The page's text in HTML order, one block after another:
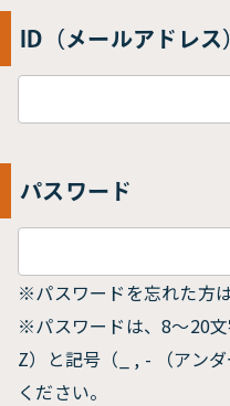
ID（メールアドレス
パスワード
※パスワードを忘れた方
※パスワードは、8〜20
Z）と記号（_ , - （アン
ください。